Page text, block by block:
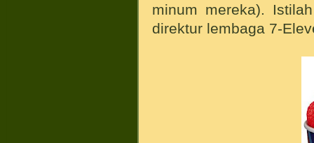
minum mereka).
direktur lembaga 7-